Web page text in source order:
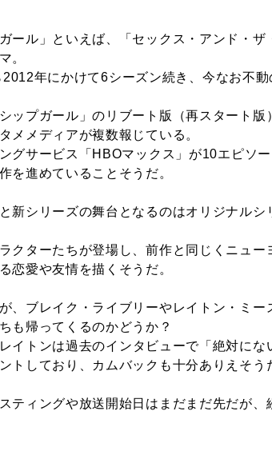
ガール」といえば、「セックス・アンド・ザ
。
年にかけて6シーズン続き、今なお不動
ップガール」のリブート版（再スタート版
メメディアが複数報じている。
グサービス「HBOマックス」が10エピソ
を進めていることそうだ。
新シリーズの舞台となるのはオリジナルシ
クターたちが登場し、前作と同じくニュー
恋愛や友情を描くそうだ。
、ブレイク・ライブリーやレイトン・ミー
も帰ってくるのかどうか？
イトンは過去のインタビューで「絶対に
トしており、カムバックも十分ありえそう
ティングや放送開始日はまだまだ先だが、